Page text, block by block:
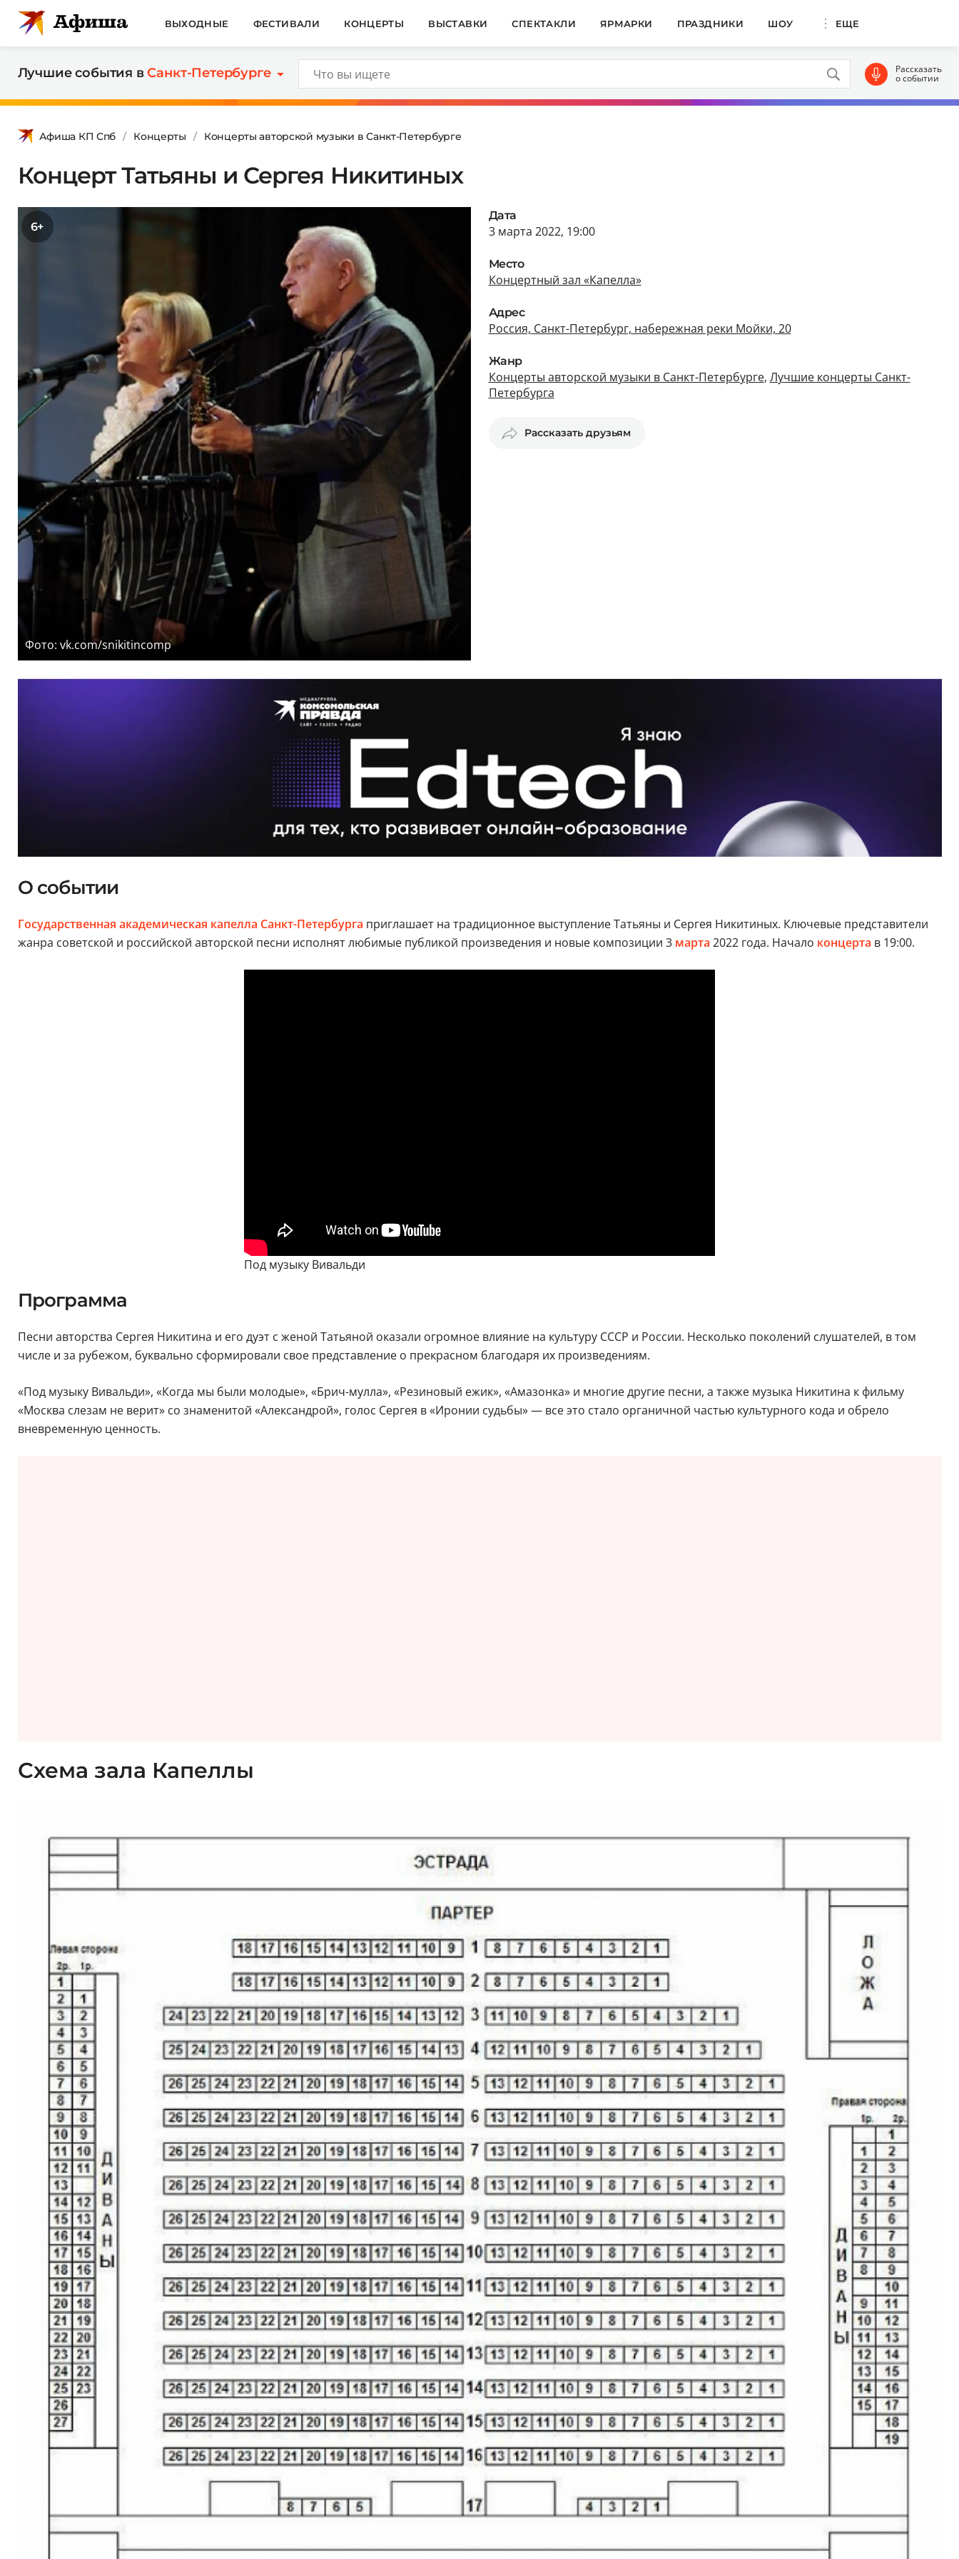
ВЫХОДНЫЕ ФЕСТИВАЛИ КОНЦЕРТЫ ВЫСТАВКИ СПЕКТАКЛИ ЯРМАРКИ ПРАЗДНИКИ ШОУ ЕЩЕ
Лучшие события вСанкт-Петербурге Рассказать
о событии
Афиша КП Спб Концерты Концерты авторской музыки в Санкт-Петербурге
Концерт Татьяны и Сергея Никитиных
6+
Фото: vk.com/snikitincomp
Дата
3 марта 2022, 19:00
Место
Концертный зал «Капелла»
Адрес
Россия, Санкт-Петербург, набережная реки Мойки, 20
Жанр
Концерты авторской музыки в Санкт-Петербурге, Лучшие концерты Санкт-
Петербурга
Рассказать друзьям
О событии
Государственная академическая капелла Санкт-Петербурга приглашает на традиционное выступление Татьяны и Сергея Никитиных. Ключевые представители
жанра советской и российской авторской песни исполнят любимые публикой произведения и новые композиции 3 марта 2022 года. Начало концерта в 19:00.
Под музыку Вивальди
Программа
Песни авторства Сергея Никитина и его дуэт с женой Татьяной оказали огромное влияние на культуру СССР и России. Несколько поколений слушателей, в том
числе и за рубежом, буквально сформировали свое представление о прекрасном благодаря их произведениям.
«Под музыку Вивальди», «Когда мы были молодые», «Брич-мулла», «Резиновый ежик», «Амазонка» и многие другие песни, а также музыка Никитина к фильму
«Москва слезам не верит» со знаменитой «Александрой», голос Сергея в «Иронии судьбы» — все это стало органичной частью культурного кода и обрело
вневременную ценность.
Схема зала Капеллы